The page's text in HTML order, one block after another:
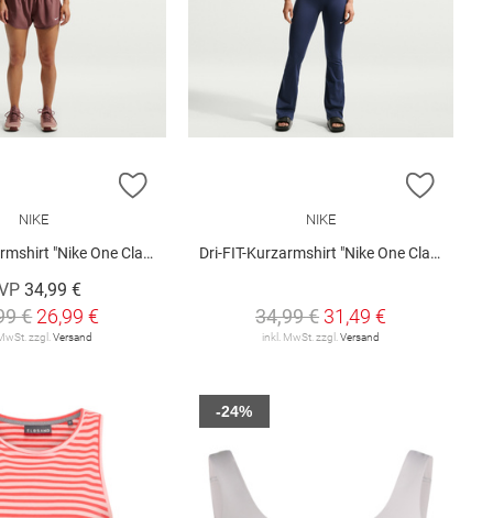
HINZUFÜGEN
NIKE
"Nike One Classic Twist"
34,99 €
€ 26,99 €
zzgl.Versand
ZUR
NIKE
Dri-FIT-Kurzarmshirt "Nike One Classic Twist"
34,99 € 31,49 €
inkl. MwSt. zzgl.Versand
-24%